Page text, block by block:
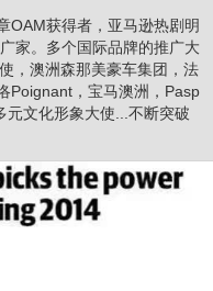
OAM获得者，亚马逊热剧明
家。多个国际品牌的推广大
，澳洲森那美豪车集团，法
Poignant，宝马澳洲，Pasp
元文化形象大使...不断突破